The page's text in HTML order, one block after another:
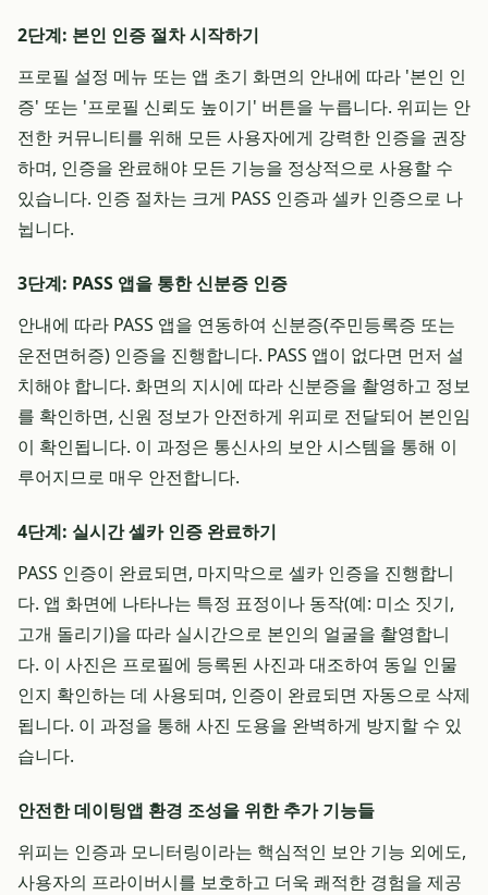
2단계: 본인 인증 절차 시작하기
프로필 설정 메뉴 또는 앱 초기 화면의 안내에 따라 '본인 인
증' 또는 '프로필 신뢰도 높이기' 버튼을 누릅니다. 위피는 안
전한 커뮤니티를 위해 모든 사용자에게 강력한 인증을 권장
하며, 인증을 완료해야 모든 기능을 정상적으로 사용할 수
있습니다. 인증 절차는 크게 PASS 인증과 셀카 인증으로 나
뉩니다.
3단계: PASS 앱을 통한 신분증 인증
안내에 따라 PASS 앱을 연동하여 신분증(주민등록증 또는
운전면허증) 인증을 진행합니다. PASS 앱이 없다면 먼저 설
치해야 합니다. 화면의 지시에 따라 신분증을 촬영하고 정보
를 확인하면, 신원 정보가 안전하게 위피로 전달되어 본인임
이 확인됩니다. 이 과정은 통신사의 보안 시스템을 통해 이
루어지므로 매우 안전합니다.
4단계: 실시간 셀카 인증 완료하기
PASS 인증이 완료되면, 마지막으로 셀카 인증을 진행합니
다. 앱 화면에 나타나는 특정 표정이나 동작(예: 미소 짓기,
고개 돌리기)을 따라 실시간으로 본인의 얼굴을 촬영합니
다. 이 사진은 프로필에 등록된 사진과 대조하여 동일 인물
인지 확인하는 데 사용되며, 인증이 완료되면 자동으로 삭제
됩니다. 이 과정을 통해 사진 도용을 완벽하게 방지할 수 있
습니다.
안전한 데이팅앱 환경 조성을 위한 추가 기능들
위피는 인증과 모니터링이라는 핵심적인 보안 기능 외에도,
사용자의 프라이버시를 보호하고 더욱 쾌적한 경험을 제공